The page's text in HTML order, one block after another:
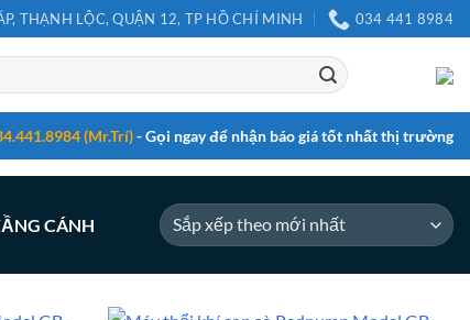
THẠNH LỘC, QUẬN 12, TP HỒ CHÍ MINH 034 441 8984
(Mr.Trí)- Gọi ngay để nhận báo giá tốt nhất thị trường
CÁNH